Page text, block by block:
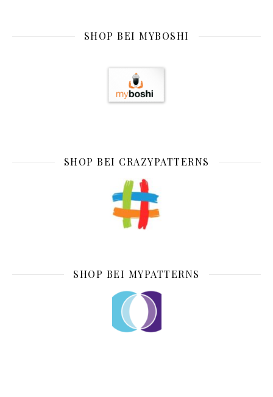
SHOP BEI MYBOSHI
SHOP BEI CRAZYPATTERNS
SHOP BEI MYPATTERNS